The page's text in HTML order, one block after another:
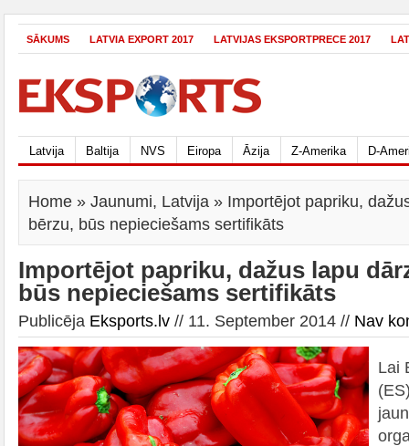
SĀKUMS LATVIA EXPORT 2017 LATVIJAS EKSPORTPRECE 2017
Latvija Baltija NVS Eiropa Āzija Z-Amerika D-
Home » Jaunumi, Latvija » Importējot papriku,
bērzu, būs nepieciešams sertifikāts
Importējot papriku, dažus lapu
būs nepieciešams sertifikāts
Publicēja Eksports.lv // 11. September 2014 // Nav
Lai